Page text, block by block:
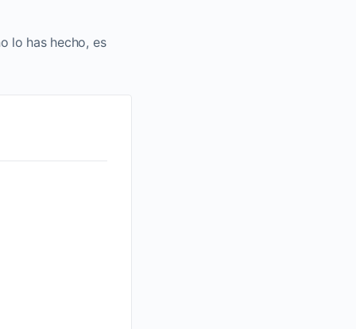
lo has hecho, es